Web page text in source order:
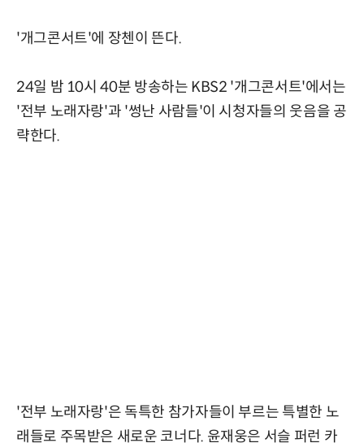
'개그콘서트'에 장첸이 뜬다.
24일 밤 10시 40분 방송하는 KBS2 '개그콘서트'에서는
'전부 노래자랑'과 '썽난 사람들'이 시청자들의 웃음을 공
략한다.
'전부 노래자랑'은 독특한 참가자들이 부르는 특별한 노
래들로 주목받은 새로운 코너다. 윤재웅은 서슬 퍼런 카